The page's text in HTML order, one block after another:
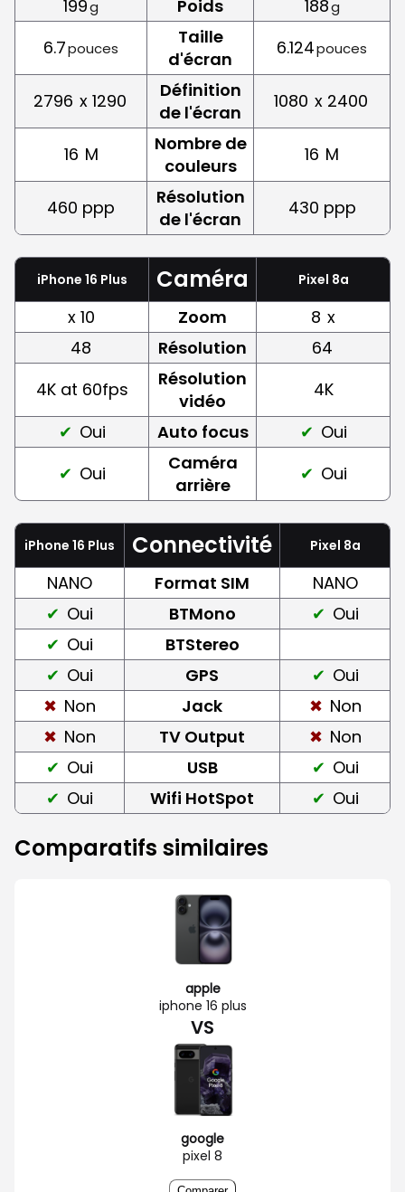
199g Poids 188g
6.7pouces
Taille
d'écran
6.124pouces
2796 x 1290
Définition
de l'écran
1080 x 2400
16 M
Nombre de
couleurs
16 M
460 ppp
Résolution
de l'écran
430 ppp
iPhone 16 Plus Caméra Pixel 8a
x 10 Zoom 8 x
48
Résolution
64
4K at 60fps
Résolution
vidéo
4K
Oui
Auto focus
Oui
Oui
Caméra
arrière
Oui
iPhone 16 Plus Connectivité Pixel 8a
NANO Format SIM
NANO
Oui
BTMono
Oui
Oui
BTStereo
Oui
GPS
Oui
Non
Jack
Non
Non
TV Output
Non
Oui
USB
Oui
Oui
Wifi HotSpot Oui
Comparatifs similaires
apple
iphone 16 plus
VS
google
pixel 8